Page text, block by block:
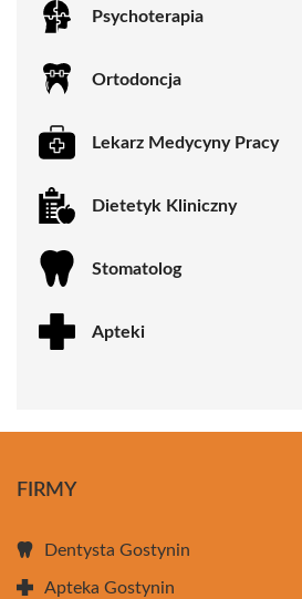
Psychoterapia
Ortodoncja
Lekarz Medycyny Pracy
Dietetyk Kliniczny
Stomatolog
Apteki
FIRMY
Dentysta Gostynin
Apteka Gostynin